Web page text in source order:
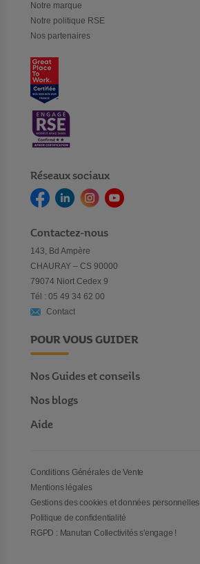
Notre marque
Notre politique RSE
Nos partenaires
Réseaux sociaux
Contactez-nous
143, Bd Ampère
CHAURAY – CS 90000
79074 Niort Cedex 9
Tél : 05 49 34 62 00
Contact
POUR VOUS GUIDER
Nos Guides et conseils
Nos blogs
Aide
Conditions Générales de Vente
Mentions légales
Gestions des cookies et données personnelles
Politique de confidentialité
RGPD : Manutan Collectivités s'engage !